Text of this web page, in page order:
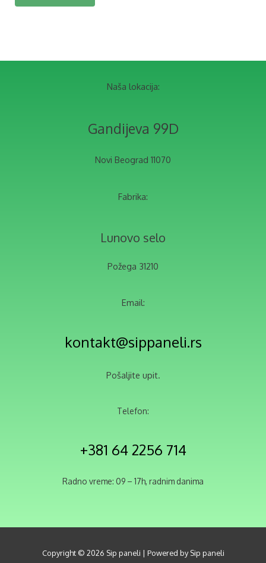
Naša lokacija:
Gandijeva 99D
Novi Beograd 11070
Fabrika:
Lunovo selo
Požega 31210
Email:
kontakt@sippaneli.rs
Pošaljite upit.
Telefon:
+381 64 2256 714
Radno vreme: 09 – 17h, radnim danima
Copyright © 2026 Sip paneli | Powered by Sip paneli